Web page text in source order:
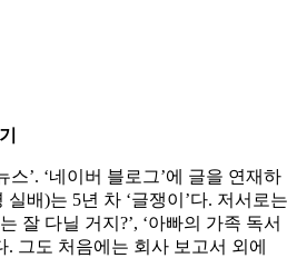
스’. ‘네이버 블로그’에 글을 연재하
배)는 5년 차 ‘글쟁이’다. 저서로는
잘 다닐 거지?’, ‘아빠의 가족 독서
. 그도 처음에는 회사 보고서 외에